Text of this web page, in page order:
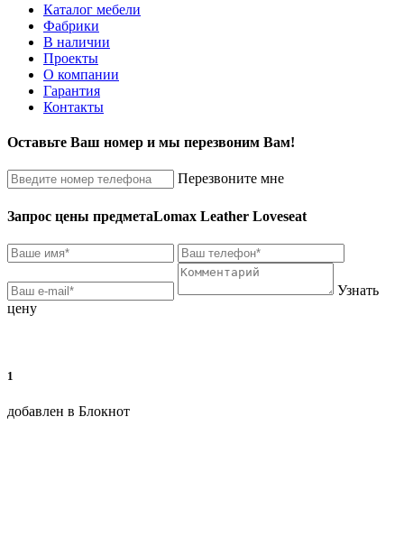
Каталог мебели
Фабрики
В наличии
Проекты
О компании
Гарантия
Контакты
Оставьте Ваш номер и мы перезвоним Вам!
Перезвоните мне
Запрос цены предметаLomax Leather Loveseat
Узнать
цену
1
добавлен в Блокнот